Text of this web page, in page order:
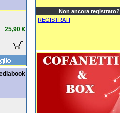
25,90 €
Non ancora registrato?
REGISTRATI